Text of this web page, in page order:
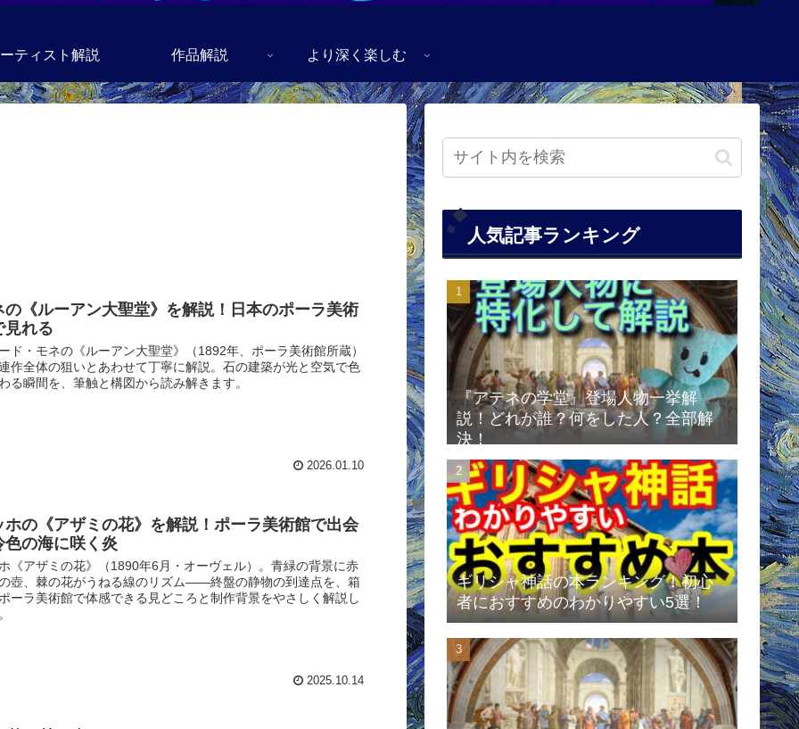
ティスト解説 作品解説 より深く楽しむ
の《ルーアン大聖堂》を解説！日本のポーラ美術
見れる
ド・モネの《ルーアン大聖堂》（1892年、ポーラ美術館所蔵）
作全体の狙いとあわせて丁寧に解説。石の建築が光と空気で色
る瞬間を、筆触と構図から読み解きます。
2026.01.10
ホの《アザミの花》を解説！ポーラ美術館で出会
色の海に咲く炎
《アザミの花》（1890年6月・オーヴェル）。青緑の背景に赤
壺、棘の花がうねる線のリズム――終盤の静物の到達点を、箱
ーラ美術館で体感できる見どころと制作背景をやさしく解説し
2025.10.14
人気記事ランキング
『アテネの学堂』登場人物一挙解
説！どれが誰？何をした人？全部解
決！
ギリシャ神話の本ランキング！初心
者におすすめのわかりやすい5選！